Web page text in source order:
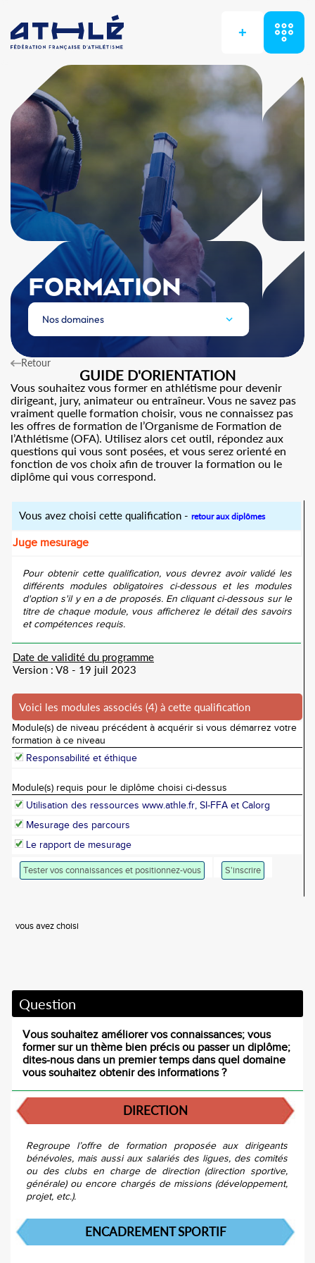
+
FORMATION
Nos domaines
Retour
GUIDE D'ORIENTATION
Vous souhaitez vous former en athlétisme pour devenir
dirigeant, jury, animateur ou entraîneur. Vous ne savez pas
vraiment quelle formation choisir, vous ne connaissez pas
les offres de formation de l’Organisme de Formation de
l’Athlétisme (OFA). Utilisez alors cet outil, répondez aux
questions qui vous sont posées, et vous serez orienté en
fonction de vos choix afin de trouver la formation ou le
diplôme qui vous correspond.
Vous avez choisi cette qualification - retour aux diplômes
Juge mesurage
Pour obtenir cette qualification, vous devrez avoir validé les
différents modules obligatoires ci-dessous et les modules
d'option s'il y en a de proposés. En cliquant ci-dessous sur le
titre de chaque module, vous afficherez le détail des savoirs
et compétences requis.
Date de validité du programme
Version : V8 - 19 juil 2023
Voici les modules associés (4) à cette qualification
Module(s) de niveau précédent à acquérir si vous démarrez votre
formation à ce niveau
Responsabilité et éthique
Module(s) requis pour le diplôme choisi ci-dessus
Utilisation des ressources www.athle.fr, SI-FFA et Calorg
Mesurage des parcours
Le rapport de mesurage
Tester vos connaissances et positionnez-vous S'inscrire
vous avez choisi
Question
Vous souhaitez améliorer vos connaissances; vous
former sur un thème bien précis ou passer un diplôme;
dites-nous dans un premier temps dans quel domaine
vous souhaitez obtenir des informations ?
DIRECTION
Regroupe l’offre de formation proposée aux dirigeants
bénévoles, mais aussi aux salariés des ligues, des comités
ou des clubs en charge de direction (direction sportive,
générale) ou encore chargés de missions (développement,
projet, etc.).
ENCADREMENT SPORTIF